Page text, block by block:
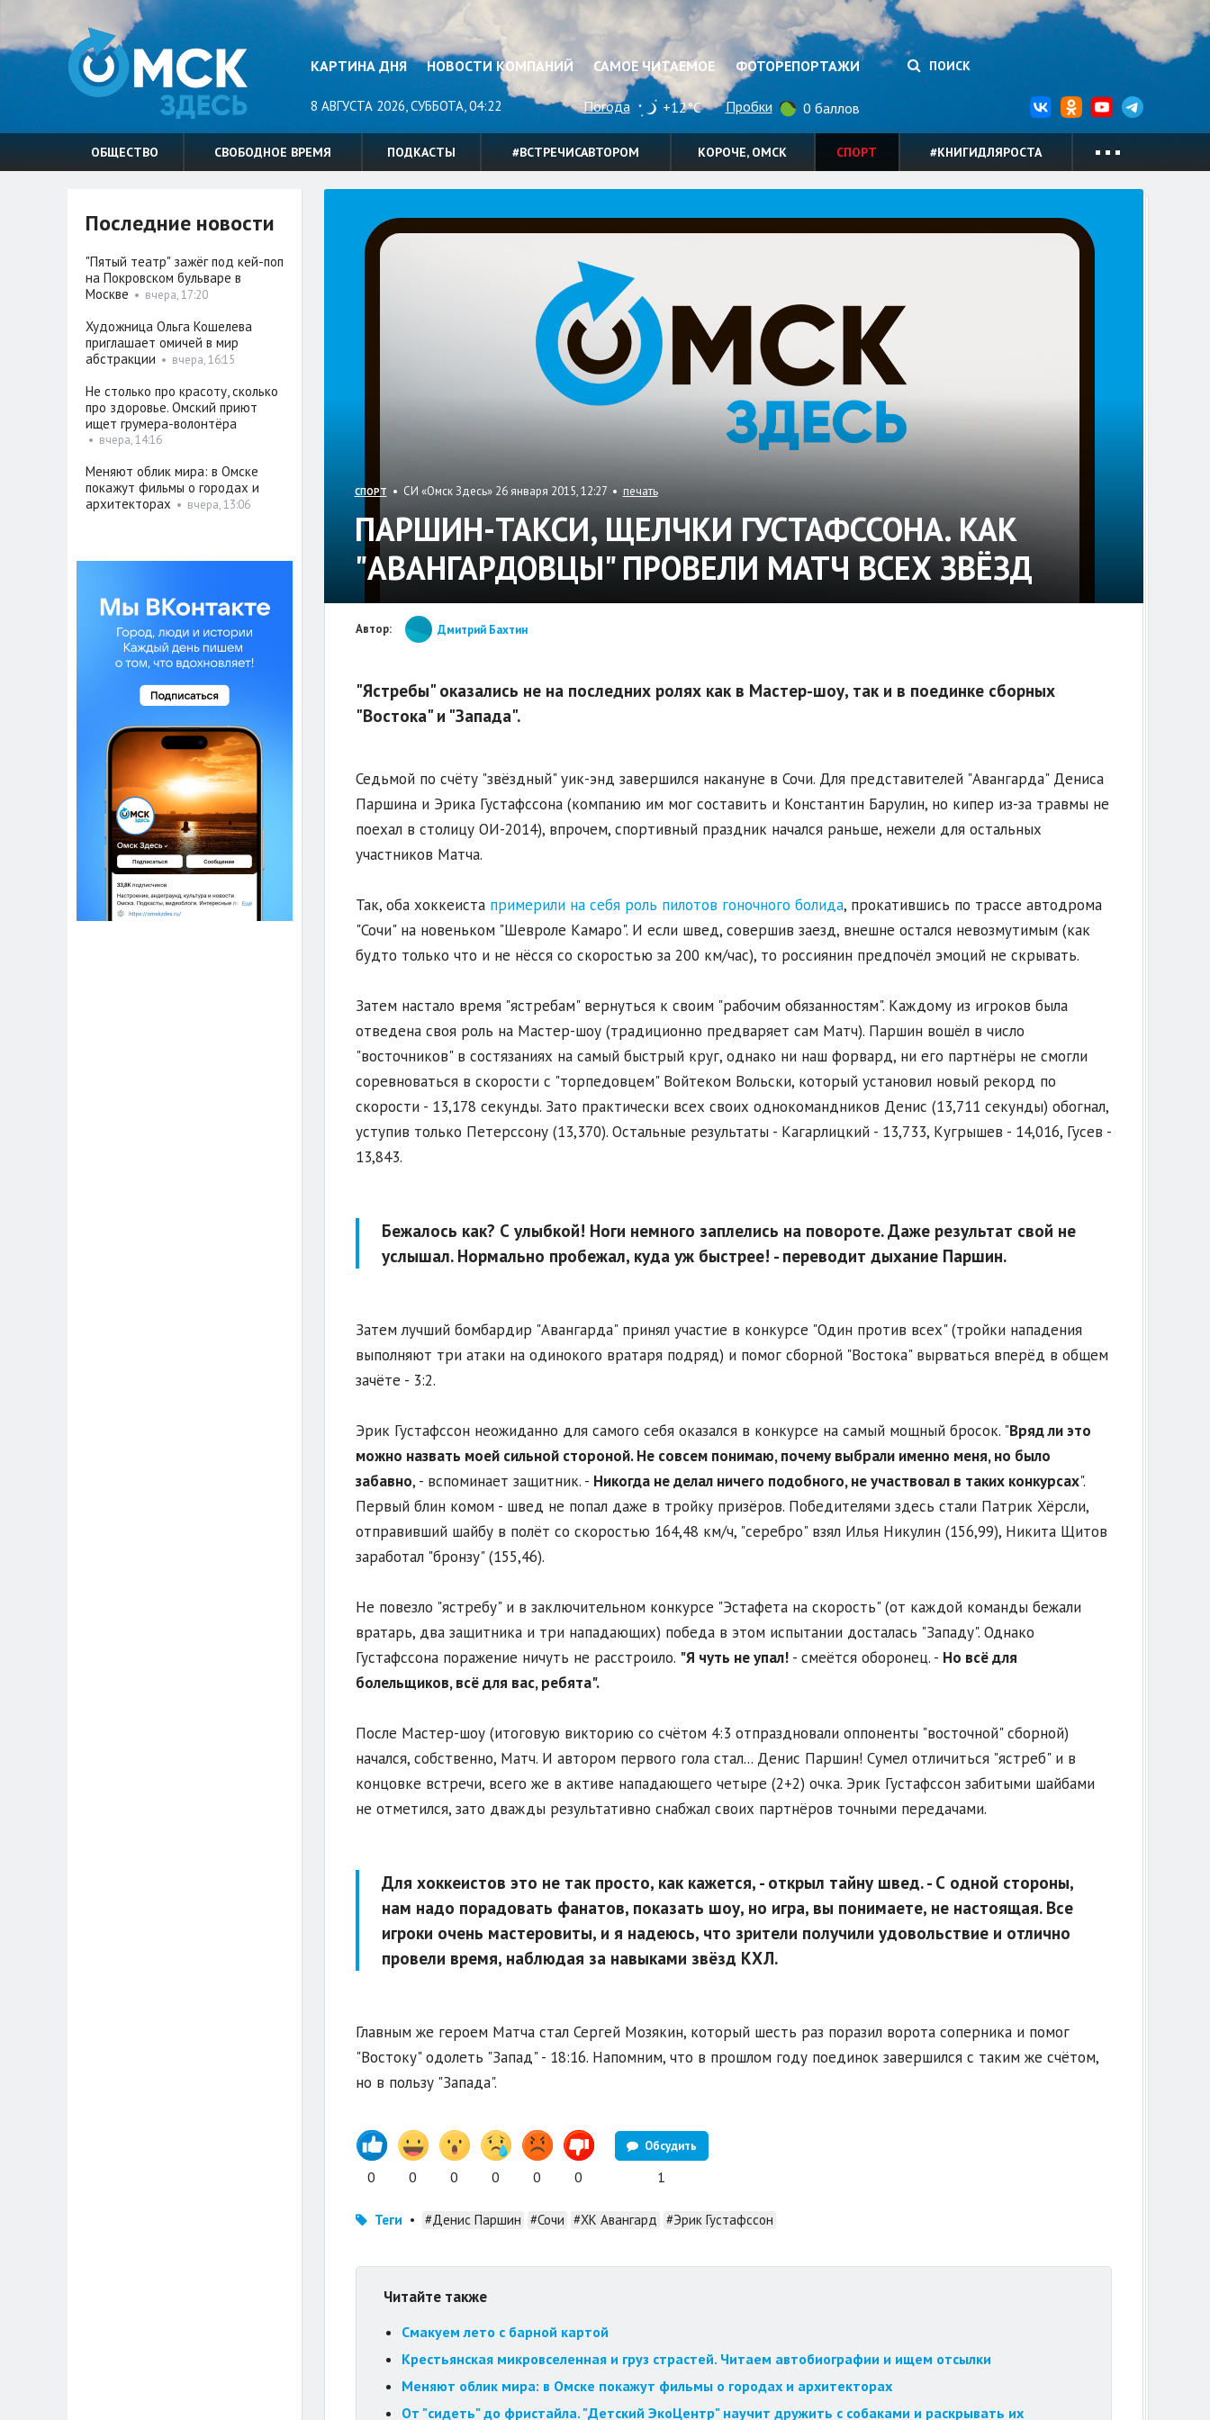
КАРТИНА ДНЯ НОВОСТИ КОМПАНИЙ САМОЕ ЧИТАЕМОЕ ФОТОРЕПОРТАЖИ ПОИСК
8 АВГУСТА 2026, СУББОТА, 04:22 Погода +12°C Пробки 0 баллов
ОБЩЕСТВО СВОБОДНОЕ ВРЕМЯ ПОДКАСТЫ #ВСТРЕЧИСАВТОРОМ КОРОЧЕ, ОМСК СПОРТ #КНИГИДЛЯРОСТА
СПОРТ • СИ «Омск Здесь» 26 января 2015, 12:27 • печать
ПАРШИН-ТАКСИ, ЩЕЛЧКИ ГУСТАФССОНА. КАК
"АВАНГАРДОВЦЫ" ПРОВЕЛИ МАТЧ ВСЕХ ЗВЁЗД
Автор: Дмитрий Бахтин
"Ястребы" оказались не на последних ролях как в Мастер-шоу, так и в поединке сборных
"Востока" и "Запада".
Седьмой по счёту "звёздный" уик-энд завершился накануне в Сочи. Для представителей "Авангарда" Дениса
Паршина и Эрика Густафссона (компанию им мог составить и Константин Барулин, но кипер из-за травмы не
поехал в столицу ОИ-2014), впрочем, спортивный праздник начался раньше, нежели для остальных
участников Матча.
Так, оба хоккеиста примерили на себя роль пилотов гоночного болида, прокатившись по трассе автодрома
"Сочи" на новеньком "Шевроле Камаро". И если швед, совершив заезд, внешне остался невозмутимым (как
будто только что и не нёсся со скоростью за 200 км/час), то россиянин предпочёл эмоций не скрывать.
Затем настало время "ястребам" вернуться к своим "рабочим обязанностям". Каждому из игроков была
отведена своя роль на Мастер-шоу (традиционно предваряет сам Матч). Паршин вошёл в число
"восточников" в состязаниях на самый быстрый круг, однако ни наш форвард, ни его партнёры не смогли
соревноваться в скорости с "торпедовцем" Войтеком Вольски, который установил новый рекорд по
скорости - 13,178 секунды. Зато практически всех своих однокомандников Денис (13,711 секунды) обогнал,
уступив только Петерссону (13,370). Остальные результаты - Кагарлицкий - 13,733, Кугрышев - 14,016, Гусев -
13,843.
Бежалось как? С улыбкой! Ноги немного заплелись на повороте. Даже результат свой не
услышал. Нормально пробежал, куда уж быстрее! - переводит дыхание Паршин.
Затем лучший бомбардир "Авангарда" принял участие в конкурсе "Один против всех" (тройки нападения
выполняют три атаки на одинокого вратаря подряд) и помог сборной "Востока" вырваться вперёд в общем
зачёте - 3:2.
Эрик Густафссон неожиданно для самого себя оказался в конкурсе на самый мощный бросок. "Вряд ли это
можно назвать моей сильной стороной. Не совсем понимаю, почему выбрали именно меня, но было
забавно, - вспоминает защитник. - Никогда не делал ничего подобного, не участвовал в таких конкурсах".
Первый блин комом - швед не попал даже в тройку призёров. Победителями здесь стали Патрик Хёрсли,
отправивший шайбу в полёт со скоростью 164,48 км/ч, "серебро" взял Илья Никулин (156,99), Никита Щитов
заработал "бронзу" (155,46).
Не повезло "ястребу" и в заключительном конкурсе "Эстафета на скорость" (от каждой команды бежали
вратарь, два защитника и три нападающих) победа в этом испытании досталась "Западу". Однако
Густафссона поражение ничуть не расстроило. "Я чуть не упал! - смеётся оборонец. - Но всё для
болельщиков, всё для вас, ребята".
После Мастер-шоу (итоговую викторию со счётом 4:3 отпраздновали оппоненты "восточной" сборной)
начался, собственно, Матч. И автором первого гола стал... Денис Паршин! Сумел отличиться "ястреб" и в
концовке встречи, всего же в активе нападающего четыре (2+2) очка. Эрик Густафссон забитыми шайбами
не отметился, зато дважды результативно снабжал своих партнёров точными передачами.
Для хоккеистов это не так просто, как кажется, - открыл тайну швед. - С одной стороны,
нам надо порадовать фанатов, показать шоу, но игра, вы понимаете, не настоящая. Все
игроки очень мастеровиты, и я надеюсь, что зрители получили удовольствие и отлично
провели время, наблюдая за навыками звёзд КХЛ.
Главным же героем Матча стал Сергей Мозякин, который шесть раз поразил ворота соперника и помог
"Востоку" одолеть "Запад" - 18:16. Напомним, что в прошлом году поединок завершился с таким же счётом,
но в пользу "Запада".
0 0 0 0 0 0
Обсудить
1
Теги • #Денис Паршин #Сочи #ХК Авангард #Эрик Густафссон
Читайте также
Смакуем лето с барной картой
Крестьянская микровселенная и груз страстей. Читаем автобиографии и ищем отсылки
Меняют облик мира: в Омске покажут фильмы о городах и архитекторах
От "сидеть" до фристайла. "Детский ЭкоЦентр" научит дружить с собаками и раскрывать их
Последние новости
"Пятый театр" зажёг под кей-поп
на Покровском бульваре в
Москве • вчера, 17:20
Художница Ольга Кошелева
приглашает омичей в мир
абстракции • вчера, 16:15
Не столько про красоту, сколько
про здоровье. Омский приют
ищет грумера-волонтёра
• вчера, 14:16
Меняют облик мира: в Омске
покажут фильмы о городах и
архитекторах • вчера, 13:06